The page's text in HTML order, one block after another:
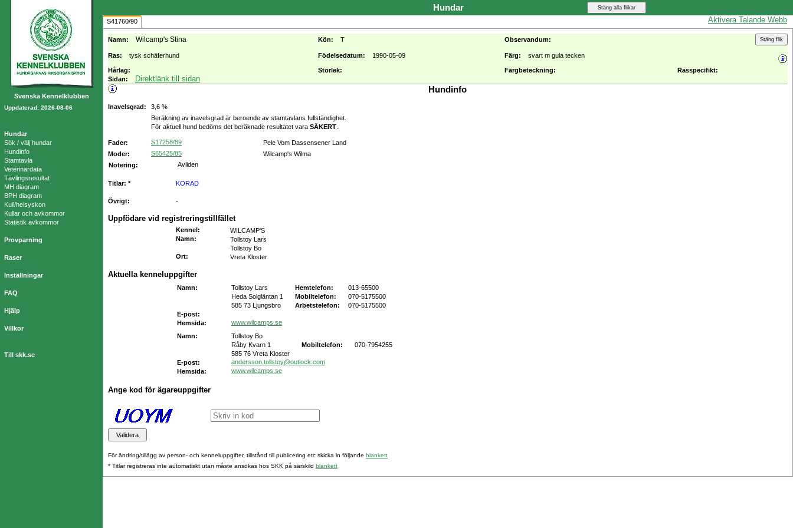
Svenska Kennelklubben
Uppdaterad: 2026-08-06
Hundar
Sök / välj hundar
Hundinfo
Stamtavla
Veterinärdata
Tävlingsresultat
MH diagram
BPH diagram
Kull/helsyskon
Kullar och avkommor
Statistik avkommor
Provparning
Raser
Inställningar
FAQ
Hjälp
Villkor
Till skk.se
Hundar
Aktivera Talande Webb
S41760/90
Namn: Wilcamp's Stina Kön: T Observandum:
Ras: tysk schäferhund Födelsedatum: 1990-05-09 Färg: svart m gula tecken
Hårlag: Storlek: Färgbeteckning:
Rasspecifikt:
Sidan:
Direktlänk till sidan
Hundinfo
Inavelsgrad:
3,6 %
Beräkning av inavelsgrad är beroende av stamtavlans fullständighet.
För aktuell hund bedöms det beräknade resultatet vara SÄKERT
Fader: S17258/89
Pele Vom Dassensener Land
Moder:
S65425/85
Wilcamp's Wilma
Notering:
Avliden
Titlar: * KORAD
Övrigt: -
Uppfödare vid registreringstillfället
Kennel :
WILCAMP'S
Namn:
Tollstoy Lars
Tollstoy Bo
Ort: Vreta Kloster
Aktuella kenneluppgifter
Namn: Tollstoy Lars Hemtelefon:
013-65500
Heda Solgläntan 1
Mobiltelefon:
070-5175500
585 73 Ljungsbro
Arbetstelefon:
070-5175500
E-post:
Hemsida:
www.wilcamps.se
Namn:
Tollstoy Bo
Råby Kvarn 1
Mobiltelefon:
070-7954255
585 76 Vreta Kloster
E-post:
andersson.tollstoy@outlock.com
Hemsida:
www.wilcamps.se
Ange kod för ägareuppgifter
För ändring/tillägg av person- och kenneluppgifter, tillstånd till publicering etc skicka in följande blankett
* Titlar registreras inte automatiskt utan måste ansökas hos SKK på särskild blankett